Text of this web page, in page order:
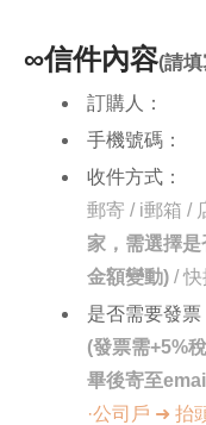
∞信件內容(請
訂購人：
手機號碼：
收件方式：
郵寄 / i郵箱 /
家，需選擇
金額變動) /
是否需要發票
(發票需+5%
畢後寄至
·公司戶 ➜ 抬